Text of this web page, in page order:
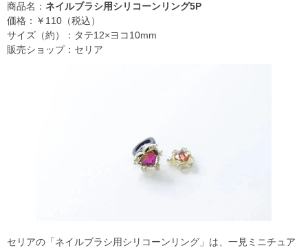
商品名： ネイルブラシ用シリコーンリング5P
価格：￥110（税込）
サイズ（約）：タテ12×ヨコ10mm
販売ショップ：セリア
セリアの「ネイルブラシ用シリコーンリング」は、一見ミニチュア